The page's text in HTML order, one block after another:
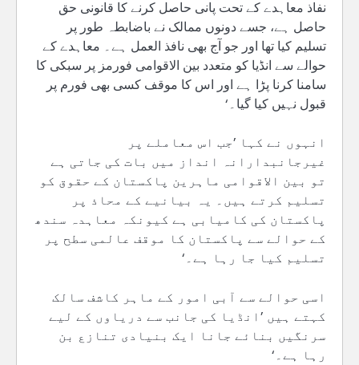
نفاذ معاہدے کے تحت پانی حاصل کرنے کا قانونی حق
حاصل ہے، جسے دونوں ممالک نے باضابطہ طور پر
تسلیم کیا تھا اور جو آج بھی نافذ العمل ہے۔ معاہدے کے
حوالے سے انڈیا کو متعدد بین الاقوامی فورمز پر سبکی کا
سامنا کرنا پڑا ہے اور اس کا موقف کسی بھی فورم پر
قبول نہیں کیا گیا۔‘
انہوں نے کہا ’جب اس معاملے پر
غیرجانبدارانہ انداز میں بات کی جاتی ہے
تو بین الاقوامی ماہرین پاکستان کے حقوق کو
تسلیم کرتے ہیں۔ یہ بیانیے کے محاذ پر
پاکستان کی کامیابی ہے کیونکہ معاہدہ سندھ
کے حوالے سے پاکستان کا موقف عالمی سطح پر
تسلیم کیا جا رہا ہے۔‘
اسی حوالے سے آبی امور کے ماہر کاشف سالک
کہتے ہیں ’انڈیا کی جانب سے دریاوں کے لیے
سرنگیں بنائے جانا ایک بنیادی تنازع بن
رہا ہے۔‘